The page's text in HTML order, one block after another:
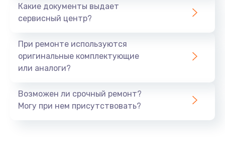
Какие документы выдает
сервисный центр?
При ремонте используются
оригинальные комплектующие
или аналоги?
Возможен ли срочный ремонт?
Могу при нем присутствовать?